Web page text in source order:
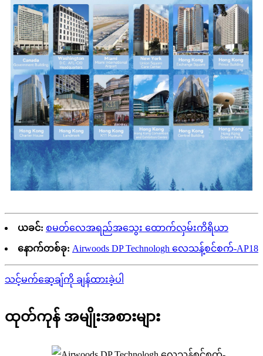
ယခင်: စမတ်လေအရည်အသွေး ထောက်လှမ်းကိရိယာ
နောက်တစ်ခု: Airwoods DP Technologh လေသန့်စင်စက်-AP18
သင့်မက်ဆေ့ချ်ကို ချန်ထားခဲ့ပါ
ထုတ်ကုန် အမျိုးအစားများ